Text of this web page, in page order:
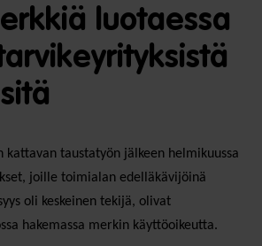
luotaessa
taustatyön jälkeen helmikuussa
joille toimialan edelläkävijöinä
oli keskeinen tekijä, olivat
hakemassa merkin käyttöoikeutta.